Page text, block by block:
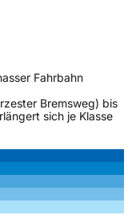
Fahrbahn
Bremsweg) bis
sich je Klasse